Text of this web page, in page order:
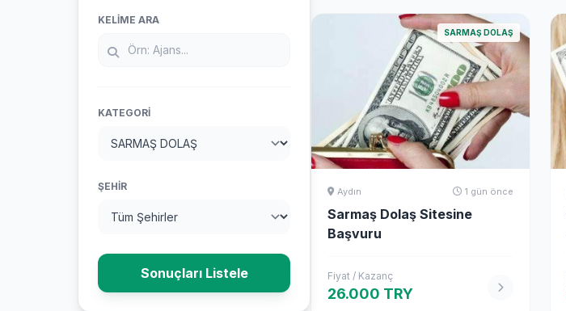
KELIME ARA
KATEGORI
ŞEHIR
Sonuçları Listele
SARMAŞ DOLAŞ
Aydın 1 gün önce
Sarmaş Dolaş Sitesine
Başvuru
Fiyat / Kazanç
26.000 TRY